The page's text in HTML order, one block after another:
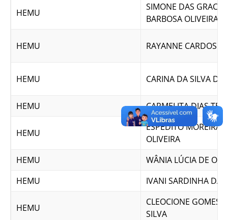
HEMU
SIMONE DAS GRACAS
BARBOSA OLIVEIRA
HEMU RAYANNE CARDOSO
HEMU CARINA DA SILVA
HEMU CARMELITA DIAS
HEMU
ESPEDITO MOREIRA
OLIVEIRA
HEMU
WÂNIA LÚCIA DE
HEMU
IVANI SARDINHA DA
HEMU
CLEOCIONE GOMES
SILVA